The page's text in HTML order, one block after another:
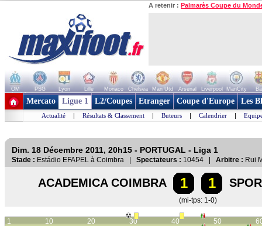
A retenir : Palmarès Coupe du
OM PSG Lyon Lille Monaco Chelsea Man Utd Arsenal Liverpool ManCity
+ de clubs
Mercato Ligue 1 L2/Coupes Etranger Coupe d'Europe Les
Actualité | Résultats & Classement | Buteurs | Calendrier |
Dim. 18 Décembre 2011, 20h15 - PORTUGAL - Liga 1
Stade : Estádio EFAPEL à Coimbra | Spectateurs : 10454 | Arbitre : Rui
ACADEMICA COIMBRA 1 1
(mi-tps: 1-0)
1 10 20 30 40 50